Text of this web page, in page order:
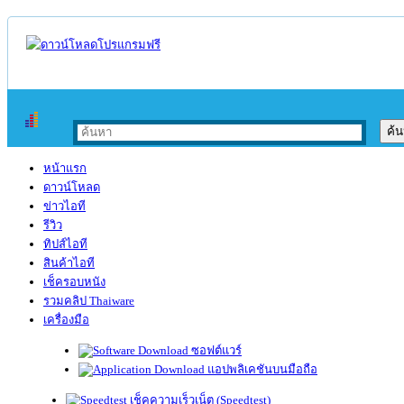
หน้าแรก
ดาวน์โหลด
ข่าวไอที
รีวิว
ทิปส์ไอที
สินค้าไอที
เช็ครอบหนัง
รวมคลิป Thaiware
เครื่องมือ
ซอฟต์แวร์
แอปพลิเคชันบนมือถือ
เช็คความเร็วเน็ต (Speedtest)